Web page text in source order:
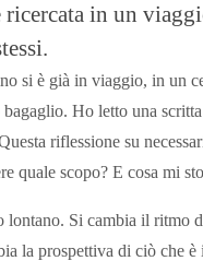
ricercata in un
si è già in viaggio, in un
Ho letto una
riflessione su
quale scopo? E cosa mi
Si cambia il ritmo
la prospettiva di ciò che